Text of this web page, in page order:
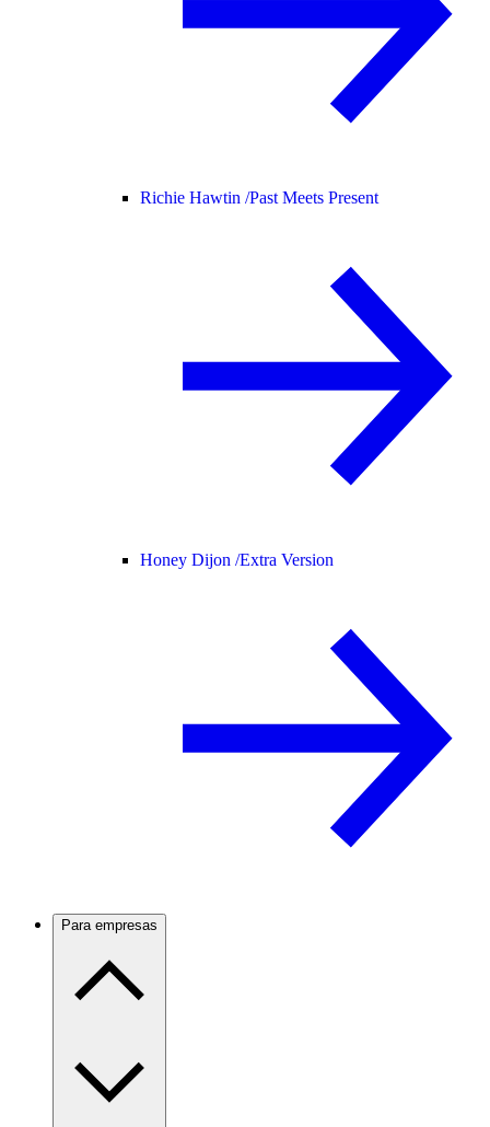
Richie Hawtin /Past Meets Present
Honey Dijon /Extra Version
Para empresas